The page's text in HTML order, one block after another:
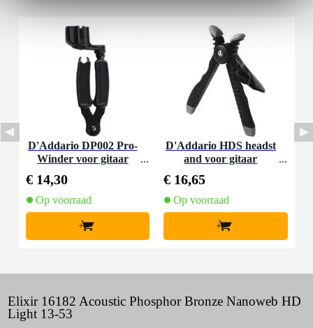
D'Addario DP002 Pro-
Winder voor gitaar
€ 14,30
Op voorraad
+
D'Addario HDS headst
and voor gitaar
€ 16,65
Op voorraad
+
Elixir 16182 Acoustic Phosphor Bronze Nanoweb HD
Light 13-53